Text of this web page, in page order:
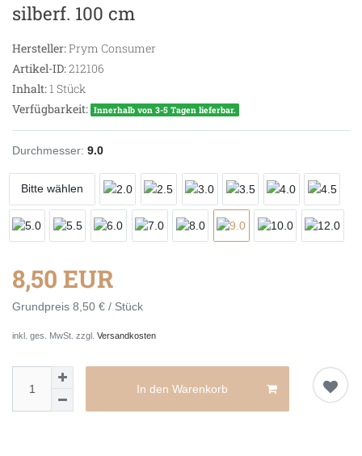
silberf. 100 cm
Hersteller:Prym Consumer
Artikel-ID:212106
Inhalt:1 Stück
Verfügbarkeit: Innerhalb von 3-5 Tagen lieferbar.
Durchmesser: 9.0
Bitte wählen
8,50 EUR
Grundpreis 8,50 € / Stück
inkl. ges. MwSt. zzgl. Versandkosten
In den Warenkorb